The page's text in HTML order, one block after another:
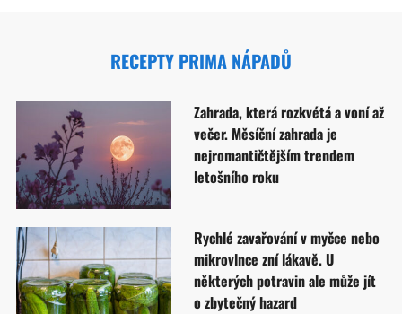
RECEPTY PRIMA NÁPADŮ
Zahrada, která rozkvétá a voní až
večer. Měsíční zahrada je
nejromantičtějším trendem
letošního roku
Rychlé zavařování v myčce nebo
mikrovlnce zní lákavě. U
některých potravin ale může jít
o zbytečný hazard